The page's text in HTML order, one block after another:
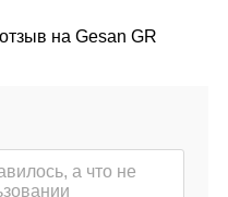
на Gesan GR